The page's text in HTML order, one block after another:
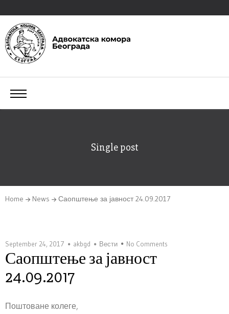
Single post
Home News Саопштење за јавност 24.09.2017
September 24, 2017 akbgd Вести No Comments
Саопштење за јавност
24.09.2017
Поштоване колеге,